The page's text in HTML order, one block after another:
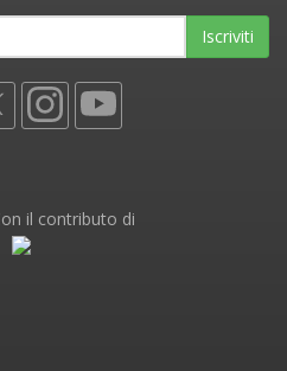
Iscriviti
il contributo di